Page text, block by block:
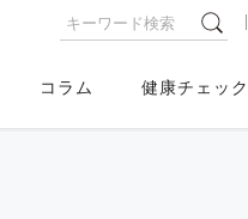
コラム 健康チェック